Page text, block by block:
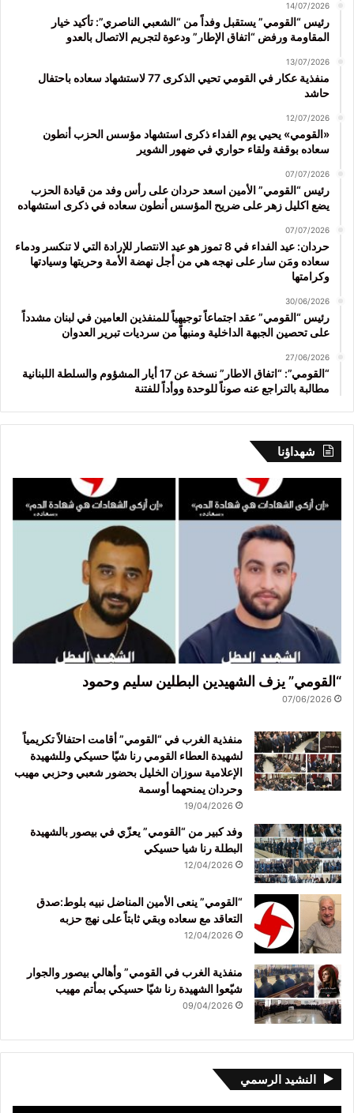
14/07/2026
رئيس “القومي” يستقبل وفداً من “الشعبي الناصري”: تأكيد خيار
المقاومة ورفض “اتفاق الإطار” ودعوة لتجريم الاتصال بالعدو
13/07/2026
منفذية عكار في القومي تحيي الذكرى 77 لاستشهاد سعاده باحتفال
حاشد
12/07/2026
«القومي» يحيي يوم الفداء ذكرى استشهاد مؤسس الحزب أنطون
سعاده بوقفة ولقاء حواري في ضهور الشوير
07/07/2026
رئيس “القومي” الأمين اسعد حردان على رأس وفد من قيادة الحزب
يضع اكليل زهر على ضريح المؤسس أنطون سعاده في ذكرى استشهاده
07/07/2026
حردان: عيد الفداء في 8 تموز هو عيد الانتصار للإرادة التي لا تنكسر ودماء
سعاده ومَن سار على نهجه هي من أجل نهضة الأمة وحريتها وسيادتها
وكرامتها
30/06/2026
رئيس “القومي” عقد اجتماعاً توجيهياً للمنفذين العامين في لبنان مشدداً
على تحصين الجبهة الداخلية ومنبهاً من سرديات تبرير العدوان
27/06/2026
“القومي”: “اتفاق الاطار” نسخة عن 17 أيار المشؤوم والسلطة اللبنانية
مطالبة بالتراجع عنه صوناً للوحدة ووأداً للفتنة
شهداؤنا
“القومي” يزف الشهيدين البطلين سليم وحمود
07/06/2026
منفذية الغرب في “القومي” أقامت احتفالاً تكريمياً
لشهيدة العطاء القومي رنا شيّا حسيكي وللشهيدة
الإعلامية سوزان الخليل بحضور شعبي وحزبي مهيب
وحردان يمنحهما أوسمة
19/04/2026
وفد كبير من “القومي” يعزّي في بيصور بالشهيدة
البطلة رنا شيا حسيكي
12/04/2026
“القومي” ينعى الأمين المناضل نبيه بلوط:صدق
التعاقد مع سعاده وبقي ثابتاً على نهج حزبه
12/04/2026
منفذية الغرب في القومي” وأهالي بيصور والجوار
شيّعوا الشهيدة رنا شيّا حسيكي بمأتم مهيب
09/04/2026
النشيد الرسمي